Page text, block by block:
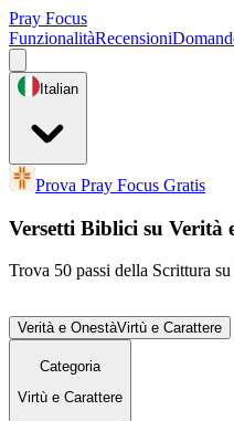
Pray Focus
FunzionalitàRecensioni
Italian
Prova Pray Focus Gratis
Versetti Biblici su Verità
Trova 50 passi della Scrittura
Verità e OnestàVirtù e Carattere
Categoria
Virtù e Carattere